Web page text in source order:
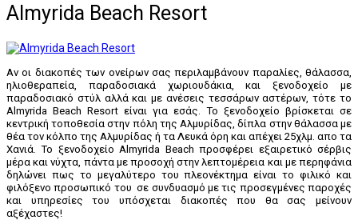
Almyrida Beach Resort
Αν οι διακοπές των ονείρων σας περιλαμβάνουν παραλίες, θάλασσα,
ηλιοθεραπεία, παραδοσιακά χωριουδάκια, και ξενοδοχείο με
παραδοσιακό στύλ αλλά και με ανέσεις τεσσάρων αστέρων, τότε το
Almyrida Beach Resort είναι για εσάς. Το ξενοδοχείο βρίσκεται σε
κεντρική τοποθεσία στην πόλη της Αλμυρίδας, δίπλα στην θάλασσα με
θέα τον κόλπο της Αλμυρίδας ή τα Λευκά όρη και απέχει 25χλμ. απο τα
Χανιά. Το ξενοδοχείο Almyrida Beach προσφέρει εξαιρετικό σέρβις
μέρα και νύχτα, πάντα με προσοχή στην λεπτομέρεια και με περηφάνια
δηλώνει πως το μεγαλύτερο του πλεονέκτημα είναι το φιλικό και
φιλόξενο προσωπικό του σε συνδυασμό με τις προσεγμένες παροχές
και υπηρεσίες του υπόσχεται διακοπές που θα σας μείνουν
αξέχαστες!